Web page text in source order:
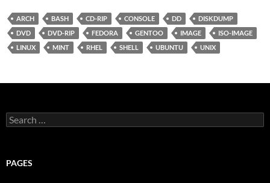
ARCH BASH CD-RIP CONSOLE DD
DISKDUMP
DVD
DVD-RIP FEDORA GENTOO IMAGE
ISO-IMAGE
LINUX
MINT RHEL SHELL UBUNTU UNIX
Search
for:
PAGES